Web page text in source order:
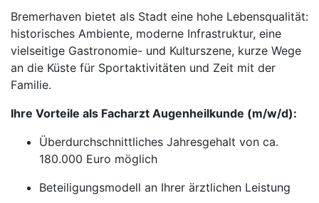
Bremerhaven bietet als Stadt eine hohe Lebensqualität:
historisches Ambiente, moderne Infrastruktur, eine
vielseitige Gastronomie- und Kulturszene, kurze Wege
an die Küste für Sportaktivitäten und Zeit mit der
Familie.
Ihre Vorteile als Facharzt Augenheilkunde (m/w/d):
Überdurchschnittliches Jahresgehalt von ca.
180.000 Euro möglich
Beteiligungsmodell an Ihrer ärztlichen Leistung